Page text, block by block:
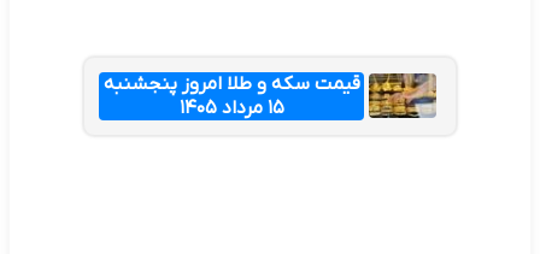
قیمت سکه و طلا امروز پنجشنبه
۱۵ مرداد ۱۴۰۵